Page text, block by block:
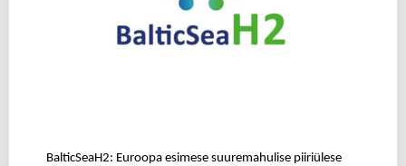
BalticSeaH2: Euroopa esimese suuremahulise piiriülese